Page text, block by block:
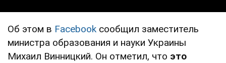
Об этом в Facebook сообщил заместитель
министра образования и науки Украины
Михаил Винницкий. Он отметил, что это